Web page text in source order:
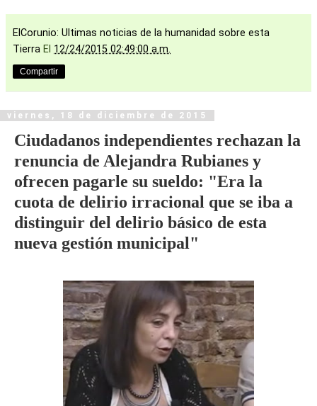
ElCorunio: Ultimas noticias de la humanidad sobre esta
Tierra El 12/24/2015 02:49:00 a.m.
Compartir
viernes, 18 de diciembre de 2015
Ciudadanos independientes rechazan la
renuncia de Alejandra Rubianes y
ofrecen pagarle su sueldo: "Era la
cuota de delirio irracional que se iba a
distinguir del delirio básico de esta
nueva gestión municipal"